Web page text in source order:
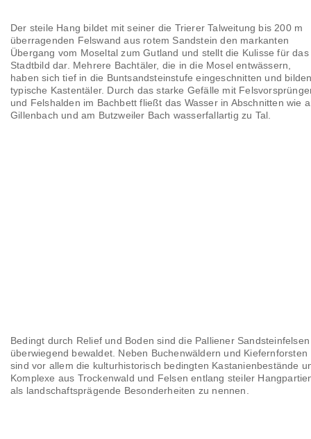
Der steile Hang bildet mit seiner die Trierer Talweitung bis 200 m
überragenden Felswand aus rotem Sandstein den markanten
Übergang vom Moseltal zum Gutland und stellt die Kulisse für das
Stadtbild dar. Mehrere Bachtäler, die in die Mosel entwässern,
haben sich tief in die Buntsandsteinstufe eingeschnitten und
typische Kastentäler. Durch das starke Gefälle mit
und Felshalden im Bachbett fließt das Wasser in Abschnitten wie
Gillenbach und am Butzweiler Bach wasserfallartig zu Tal.
Bedingt durch Relief und Boden sind die Palliener Sandsteinfelsen
überwiegend bewaldet. Neben Buchenwäldern und Kiefernforsten
sind vor allem die kulturhistorisch bedingten Kastanienbestände
Komplexe aus Trockenwald und Felsen entlang steiler
als landschaftsprägende Besonderheiten zu nennen.